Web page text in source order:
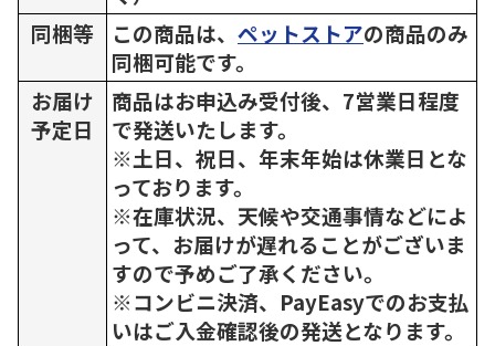
同梱等
この商品は、 ペットストアの商品のみ
同梱可能です。
お届け
予定日
商品はお申込み受付後、7営業日程度
で発送いたします。
※土日、祝日、年末年始は休業日とな
っております。
※在庫状況、天候や交通事情などによ
って、お届けが遅れることがございま
すので予めご了承ください。
※コンビニ決済、PayEasyでのお支払
いはご入金確認後の発送となります。